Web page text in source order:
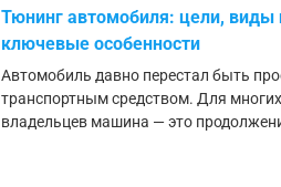
Тюнинг автомобиля: цели, виды
ключевые особенности
Автомобиль давно перестал быть
транспортным средством. Для многих
владельцев машина — это